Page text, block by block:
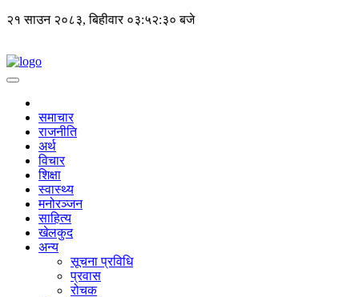
२१ साउन २०८३, बिहीवार ०३:५२:३० बजे
समाचार
राजनीति
अर्थ
विचार
शिक्षा
स्वास्थ्य
मनोरञ्जन
साहित्य
खेलकुद
अन्य
सूचना प्रविधि
प्रवास
रोचक